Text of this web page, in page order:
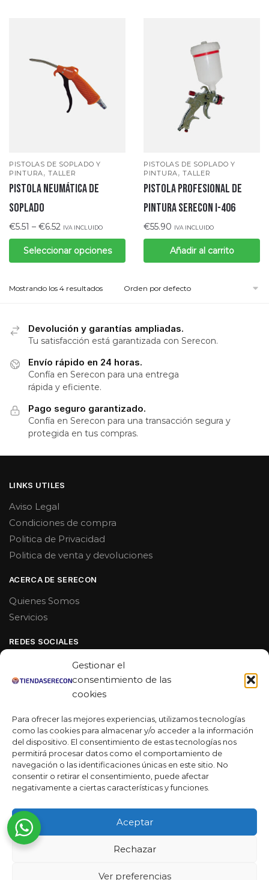
Gestionar el
consentimiento de las
cookies
Para ofrecer las mejores experiencias, utilizamos tecnologías
como las cookies para almacenar y/o acceder a la información
del dispositivo. El consentimiento de estas tecnologías nos
permitirá procesar datos como el comportamiento de
navegación o las identificaciones únicas en este sitio. No
consentir o retirar el consentimiento, puede afectar
negativamente a ciertas características y funciones.
Aceptar
Rechazar
Ver preferencias
PISTOLAS DE SOPLADO Y
PINTURA,TALLER
Pistola neumática de
soplado
€5.51 – €6.52 IVA INCLUIDO
Seleccionar opciones
PISTOLAS DE SOPLADO Y
PINTURA,TALLER
PISTOLA PROFESIONAL DE
PINTURA SERECON I-406
€55.90 IVA INCLUIDO
Añadir al carrito
Mostrando los 4 resultados
Devolución y garantías ampliadas.
Tu satisfacción está garantizada con Serecon.
Envío rápido en 24 horas.
Confía en Serecon para una entrega
rápida y eficiente.
Pago seguro garantizado.
Confía en Serecon para una transacción segura y
protegida en tus compras.
LINKS UTILES
Aviso Legal
Condiciones de compra
Politica de Privacidad
Politica de venta y devoluciones
ACERCA DE SERECON
Quienes Somos
Servicios
REDES SOCIALES
Linkedin
MAS DE 50 RESEÑAS
★★★★★
La verdad es que fue una compra muy económica, la
día. ¡Estoy muy satisfecha con la atención al cliente y el
servicio!
Desarrollado por